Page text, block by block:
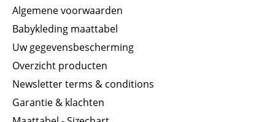
Algemene voorwaarden
Babykleding maattabel
Uw gegevensbescherming
Overzicht producten
Newsletter terms & conditions
Garantie & klachten